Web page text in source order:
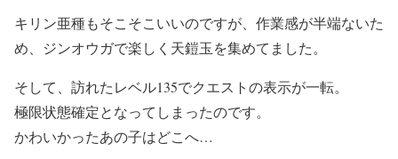
キリン亜種もそこそこいいのですが、作業感が半端ないた
め、ジンオウガで楽しく天鎧玉を集めてました。
そして、訪れたレベル135でクエストの表示が一転。
極限状態確定となってしまったのです。
かわいかったあの子はどこへ…